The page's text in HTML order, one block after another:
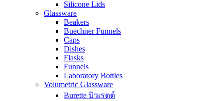
Silicone Lids
Glassware
Beakers
Buechner Funnels
Caps
Dishes
Flasks
Funnels
Laboratory Bottles
Volumetric Glassware
Burette บิวเรตต์